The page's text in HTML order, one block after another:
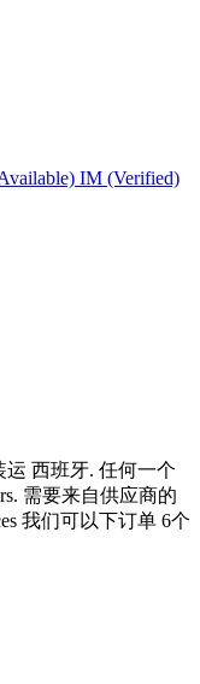
IM (Verified)
运 西班牙. 任何一个
需要来自供应商的
我们可以下订单 6个